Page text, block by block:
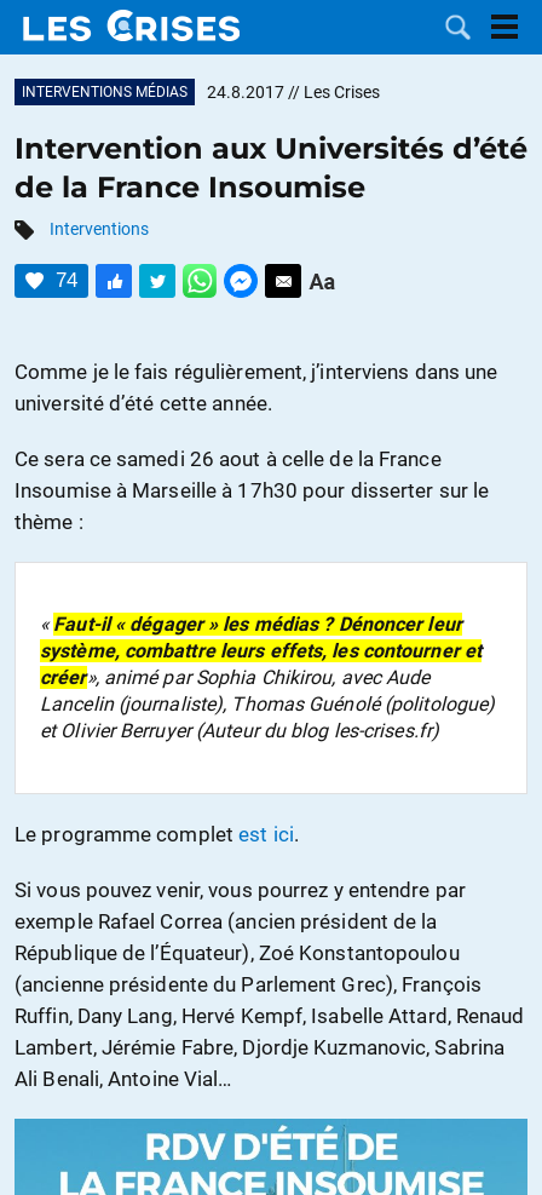
DOSSIERS
CATÉGORIES
NOUS
CONTACTER
FAIRE UN
DON
INTERVENTIONS MÉDIAS 24.8.2017 // Les Crises
Intervention aux Universités d’été
de la France Insoumise
Interventions
74
Comme je le fais régulièrement, j’interviens dans une
université d’été cette année.
Ce sera ce samedi 26 aout à celle de la France
Insoumise à Marseille à 17h30 pour disserter sur le
thème :
«Faut-il « dégager » les médias ? Dénoncer leur
système, combattre leurs effets, les contourner et
créer», animé par Sophia Chikirou, avec Aude
Lancelin (journaliste), Thomas Guénolé (politologue)
et Olivier Berruyer (Auteur du blog les-crises.fr)
Le programme completest ici.
Si vous pouvez venir, vous pourrez y entendre par
exemple Rafael Correa (ancien président de la
République de l’Équateur), Zoé Konstantopoulou
(ancienne présidente du Parlement Grec), François
Ruffin, Dany Lang, Hervé Kempf, Isabelle Attard, Renaud
Lambert, Jérémie Fabre, Djordje Kuzmanovic, Sabrina
Ali Benali, Antoine Vial…